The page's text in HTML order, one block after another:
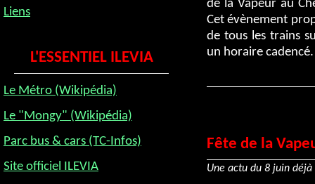
Liens
L'ESSENTIEL ILEVIA
Le Métro (Wikipédia)
Le "Mongy" (Wikipédia)
Parc bus & cars (TC-Infos)
Site officiel ILEVIA
de la Vapeur au
Cet évènement
de tous les trains
un horaire
Fête de la
Une actu du 8 juin